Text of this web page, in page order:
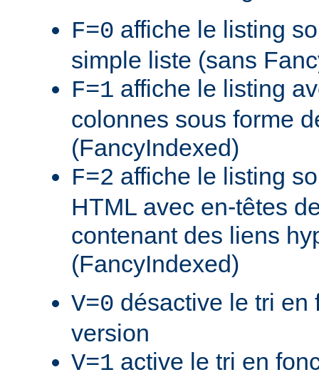
F=0 affiche le listing
simple liste (sans
F=1 affiche le listing
colonnes sous forme
(FancyIndexed)
F=2 affiche le listing
HTML avec en-têtes
contenant des liens
(FancyIndexed)
V=0 désactive le tri en
version
V=1 active le tri en